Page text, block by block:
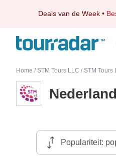
Deals van de Week •
Home / STM Tours LLC / STM Tours